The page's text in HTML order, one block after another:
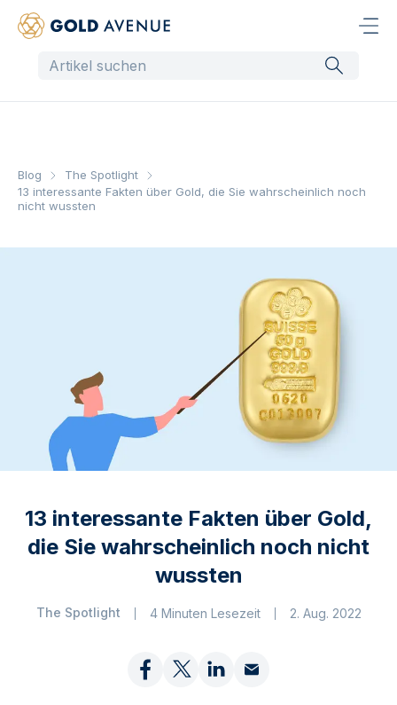
Blog
The Spotlight
13 interessante Fakten über Gold, die Sie wahrscheinlich noch
nicht wussten
13 interessante Fakten über Gold,
die Sie wahrscheinlich noch nicht
wussten
The Spotlight 4 Minuten Lesezeit 2. Aug. 2022